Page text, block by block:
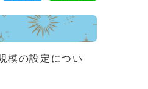
模の設定につい